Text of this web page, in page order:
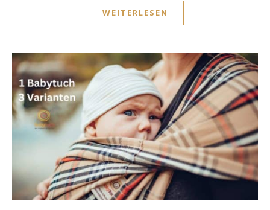
WEITERLESEN